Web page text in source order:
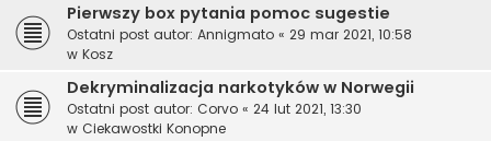
Pierwszy box pytania pomoc sugestie
Ostatni post autor: Annigmato « 29 mar 2021, 10:58
w Kosz
Dekryminalizacja narkotyków w Norwegii
Ostatni post autor: Corvo « 24 lut 2021, 13:30
w Ciekawostki Konopne